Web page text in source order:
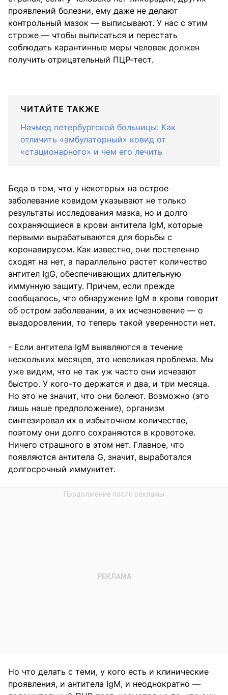
проявлений болезни, ему даже не делают
контрольный мазок — выписывают. У нас с этим
строже — чтобы выписаться и перестать
соблюдать карантинные меры человек должен
получить отрицательный ПЦР-тест.
ЧИТАЙТЕ ТАКЖЕ
Начмед петербургской больницы: Как
отличить «амбулаторный» ковид от
«стационарного» и чем его лечить
Беда в том, что у некоторых на острое
заболевание ковидом указывают не только
результаты исследования мазка, но и долго
сохраняющиеся в крови антитела IgM, которые
первыми вырабатываются для борьбы с
коронавирусом. Как известно, они постепенно
сходят на нет, а параллельно растет количество
антител IgG, обеспечивающих длительную
иммунную защиту. Причем, если прежде
сообщалось, что обнаружение IgM в крови говорит
об остром заболевании, а их исчезновение — о
выздоровлении, то теперь такой уверенности нет.
- Если антитела IgM выявляются в течение
нескольких месяцев, это невеликая проблема. Мы
уже видим, что не так уж часто они исчезают
быстро. У кого-то держатся и два, и три месяца.
Но это не значит, что они болеют. Возможно (это
лишь наше предположение), организм
синтезировал их в избыточном количестве,
поэтому они долго сохраняются в кровотоке.
Ничего страшного в этом нет. Главное, что
появляются антитела G, значит, выработался
долгосрочный иммунитет.
Но что делать с теми, у кого есть и клинические
проявления, и антитела IgM, и неоднократно —